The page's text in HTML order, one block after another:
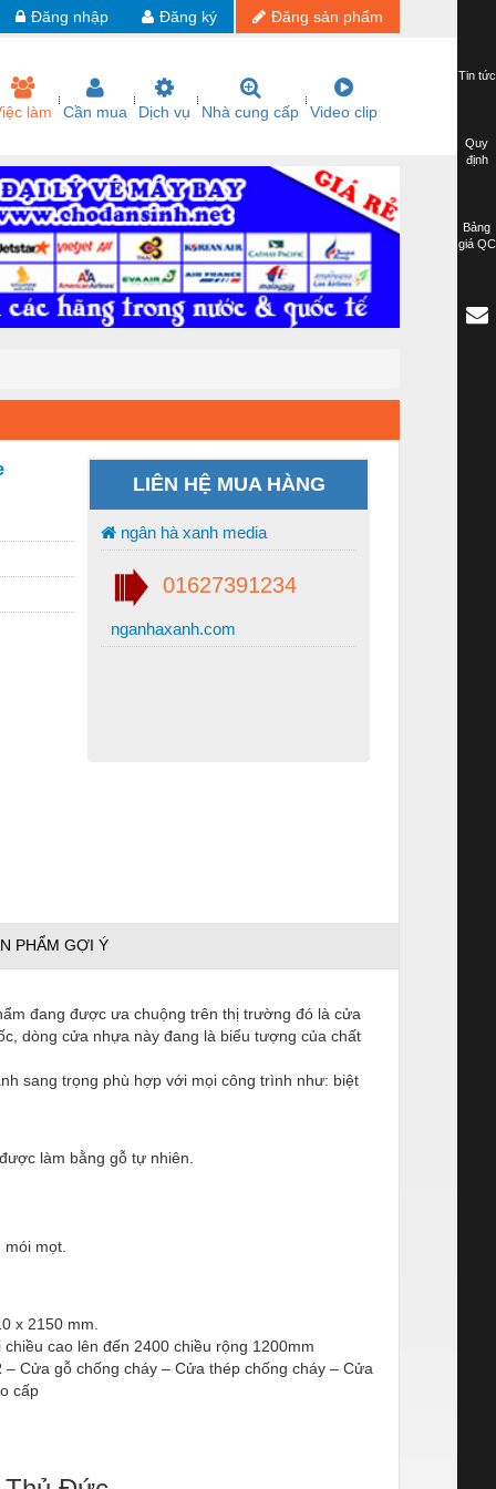
Đăng sản phẩm
Đăng ký
Đăng nhập
làm Cần mua Dịch vụ Nhà cung cấp Video clip
LIÊN HỆ MUA HÀNG
ngân hà xanh media
01627391234
nganhaxanh.com
PHẨM GỢI Ý
đang được ưa chuộng trên thị trường đó là cửa
dòng cửa nhựa này đang là biểu tượng của chất
sang trọng phù hợp với mọi công trình như: biệt
làm bằng gỗ tự nhiên.
mọt.
x 2150 mm.
cao lên đến 2400 chiều rộng 1200mm
Cửa gỗ chống cháy – Cửa thép chống cháy – Cửa
cấp
Tin tức
Quy
định
Bảng
giá QC